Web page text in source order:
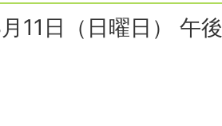
11日（日曜日） 午